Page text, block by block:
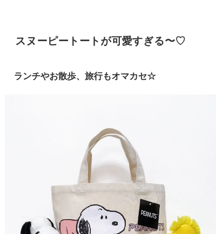
スヌーピートートが可愛すぎる〜♡
ランチやお散歩、旅行もオマカセ☆